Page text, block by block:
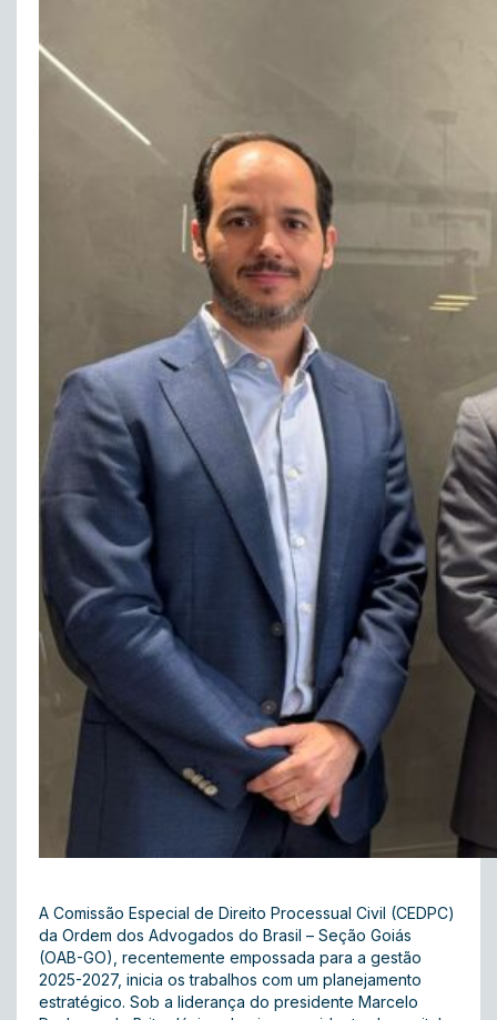
A Comissão Especial de Direito Processual Civil (CEDPC)
da Ordem dos Advogados do Brasil – Seção Goiás
(OAB-GO), recentemente empossada para a gestão
2025-2027, inicia os trabalhos com um planejamento
estratégico. Sob a liderança do presidente Marcelo